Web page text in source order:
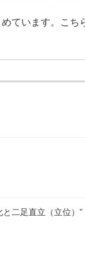
ています。こち
二足直立（立位）”